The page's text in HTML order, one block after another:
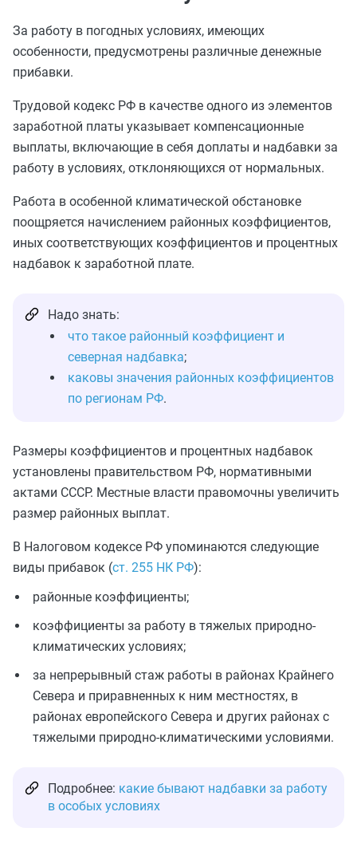
За работу в погодных условиях, имеющих
особенности, предусмотрены различные денежные
прибавки.
Трудовой кодекс РФ в качестве одного из элементов
заработной платы указывает компенсационные
выплаты, включающие в себя доплаты и надбавки за
работу в условиях, отклоняющихся от нормальных.
Работа в особенной климатической обстановке
поощряется начислением районных коэффициентов,
иных соответствующих коэффициентов и процентных
надбавок к заработной плате.
Надо знать:
что такое районный коэффициент и
северная надбавка;
каковы значения районных коэффициентов
по регионам РФ.
Размеры коэффициентов и процентных надбавок
установлены правительством РФ, нормативными
актами СССР. Местные власти правомочны увеличить
размер районных выплат.
В Налоговом кодексе РФ упоминаются следующие
виды прибавок (ст. 255 НК РФ):
районные коэффициенты;
коэффициенты за работу в тяжелых природно-
климатических условиях;
за непрерывный стаж работы в районах Крайнего
Севера и приравненных к ним местностях, в
районах европейского Севера и других районах с
тяжелыми природно-климатическими условиями.
Подробнее: какие бывают надбавки за работу
в особых условиях